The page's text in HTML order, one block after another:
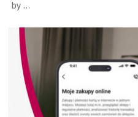
by …